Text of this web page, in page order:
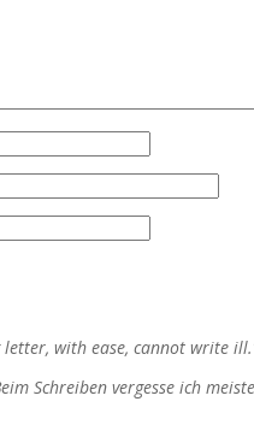
with ease, cannot write
Schreiben vergesse ich